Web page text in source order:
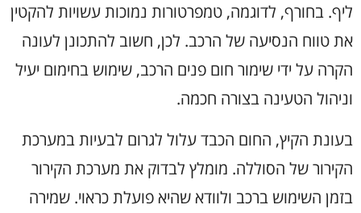
ליף. בחורף, לדוגמה, טמפרטורות נמוכות עשויות להקטין
את טווח הנסיעה של הרכב. לכן, חשוב להתכונן לעונה
הקרה על ידי שימור חום פנים הרכב, שימוש בחימום יעיל
וניהול הטעינה בצורה חכמה.
בעונת הקיץ, החום הכבד עלול לגרום לבעיות במערכת
הקירור של הסוללה. מומלץ לבדוק את מערכת הקירור
בזמן השימוש ברכב ולוודא שהיא פועלת כראוי. שמירה